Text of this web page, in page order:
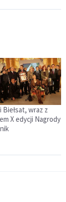
wraz z
X edycji Nagrody